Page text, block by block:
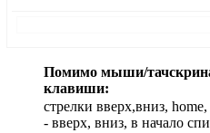
Помимо мыши/
клавиши:
стрелки вверх,вниз,
- вверх, вниз, в начало